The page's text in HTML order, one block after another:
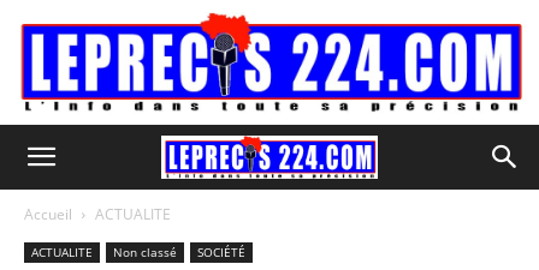
Accueil ACTUALITE
ACTUALITE Non classé SOCIÉTÉ